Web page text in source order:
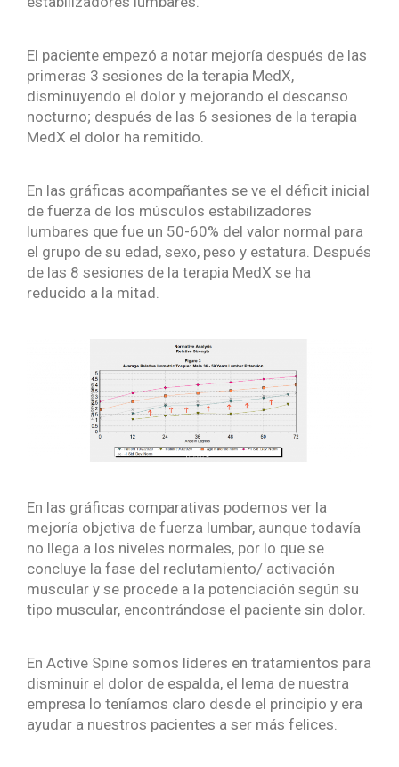
El paciente empezó a notar mejoría después de las
primeras 3 sesiones de la terapia MedX,
disminuyendo el dolor y mejorando el descanso
nocturno; después de las 6 sesiones de la terapia
MedX el dolor ha remitido.
En las gráficas acompañantes se ve el déficit inicial
de fuerza de los músculos estabilizadores
lumbares que fue un 50-60% del valor normal para
el grupo de su edad, sexo, peso y estatura. Después
de las 8 sesiones de la terapia MedX se ha
reducido a la mitad.
En las gráficas comparativas podemos ver la
mejoría objetiva de fuerza lumbar, aunque todavía
no llega a los niveles normales, por lo que se
concluye la fase del reclutamiento/ activación
muscular y se procede a la potenciación según su
tipo muscular, encontrándose el paciente sin dolor.
En Active Spine somos líderes en tratamientos para
disminuir el dolor de espalda, el lema de nuestra
empresa lo teníamos claro desde el principio y era
ayudar a nuestros pacientes a ser más felices.